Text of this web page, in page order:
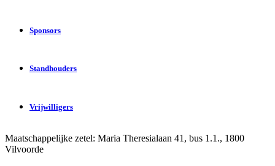
Sponsors
Standhouders
Vrijwilligers
Maatschappelijke zetel: Maria Theresialaan 41, bus 1.1., 1800
Vilvoorde